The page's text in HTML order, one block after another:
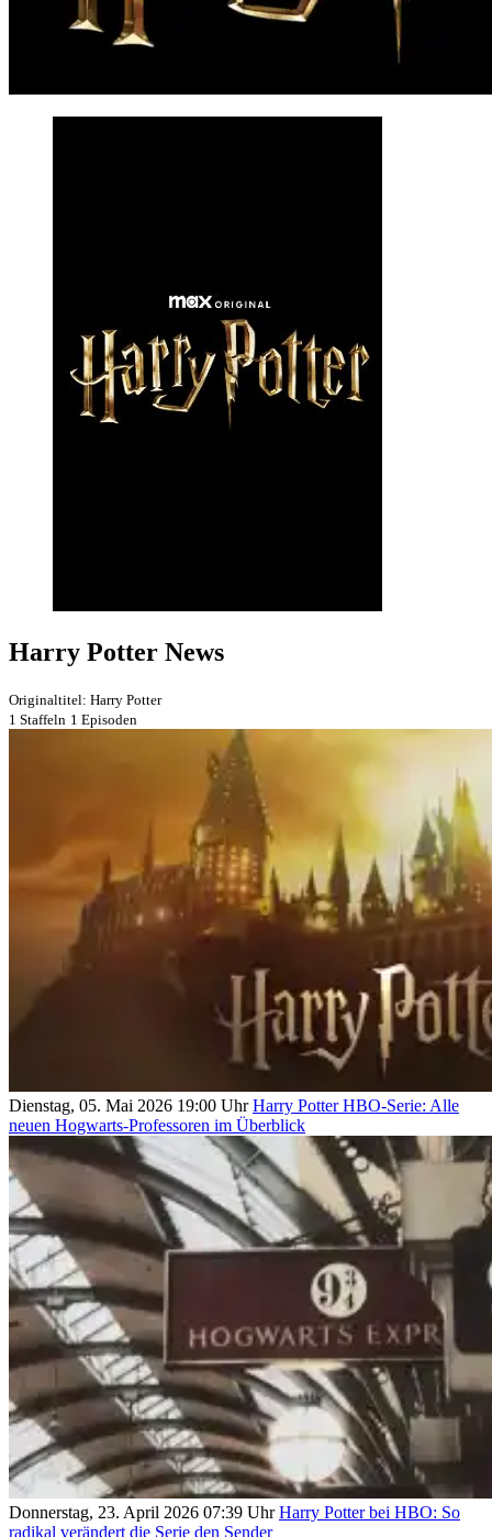
Harry Potter News
Originaltitel: Harry Potter
1 Staffeln 1 Episoden
Dienstag, 05. Mai 2026 19:00 Uhr Harry Potter HBO-Serie: Alle
neuen Hogwarts-Professoren im Überblick
Donnerstag, 23. April 2026 07:39 Uhr Harry Potter bei HBO: So
radikal verändert die Serie den Sender